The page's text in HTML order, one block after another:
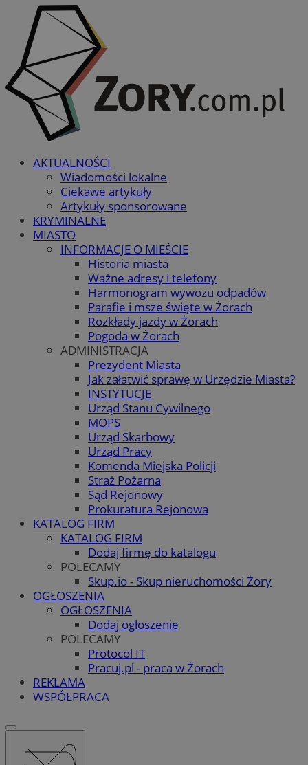
AKTUALNOŚCI
Wiadomości lokalne
Ciekawe artykuły
Artykuły sponsorowane
KRYMINALNE
MIASTO
INFORMACJE O MIEŚCIE
Historia miasta
Ważne adresy i telefony
Harmonogram wywozu odpadów
Parafie i msze święte w Żorach
Rozkłady jazdy w Żorach
Pogoda w Żorach
ADMINISTRACJA
Prezydent Miasta
Jak załatwić sprawę w Urzędzie Miasta?
INSTYTUCJE
Urząd Stanu Cywilnego
MOPS
Urząd Skarbowy
Urząd Pracy
Komenda Miejska Policji
Straż Pożarna
Sąd Rejonowy
Prokuratura Rejonowa
KATALOG FIRM
KATALOG FIRM
Dodaj firmę do katalogu
POLECAMY
Skup.io - Skup nieruchomości Żory
OGŁOSZENIA
OGŁOSZENIA
Dodaj ogłoszenie
POLECAMY
Protocol IT
Pracuj.pl - praca w Żorach
REKLAMA
WSPÓŁPRACA